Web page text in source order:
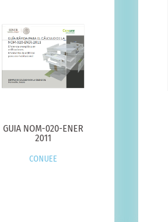
GUIA NOM-020-ENER
2011
CONUEE